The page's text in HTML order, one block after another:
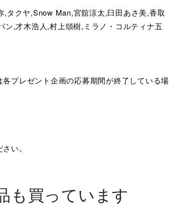
クヤ,Snow Man,宮舘涼太,臼田あさ美,香取
,才木浩人,村上頌樹,ミラノ・コルティナ五
プレゼント企画の応募期間が終了している場
い。
も買っています